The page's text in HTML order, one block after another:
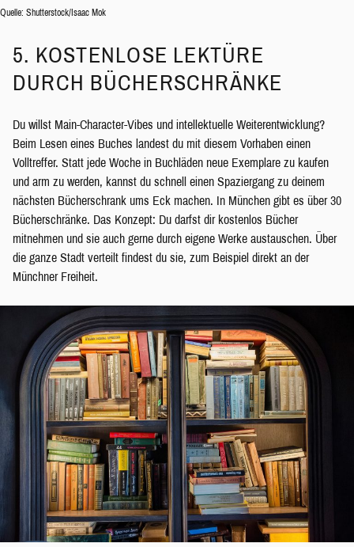
Quelle: Shutterstock/Isaac Mok
5. KOSTENLOSE LEKTÜRE
DURCH BÜCHERSCHRÄNKE
Du willst Main-Character-Vibes und intellektuelle Weiterentwicklung?
Beim Lesen eines Buches landest du mit diesem Vorhaben einen
Volltreffer. Statt jede Woche in Buchläden neue Exemplare zu kaufen
und arm zu werden, kannst du schnell einen Spaziergang zu deinem
nächsten Bücherschrank ums Eck machen. In München gibt es über 30
Bücherschränke. Das Konzept: Du darfst dir kostenlos Bücher
mitnehmen und sie auch gerne durch eigene Werke austauschen. Über
die ganze Stadt verteilt findest du sie, zum Beispiel direkt an der
Münchner Freiheit.